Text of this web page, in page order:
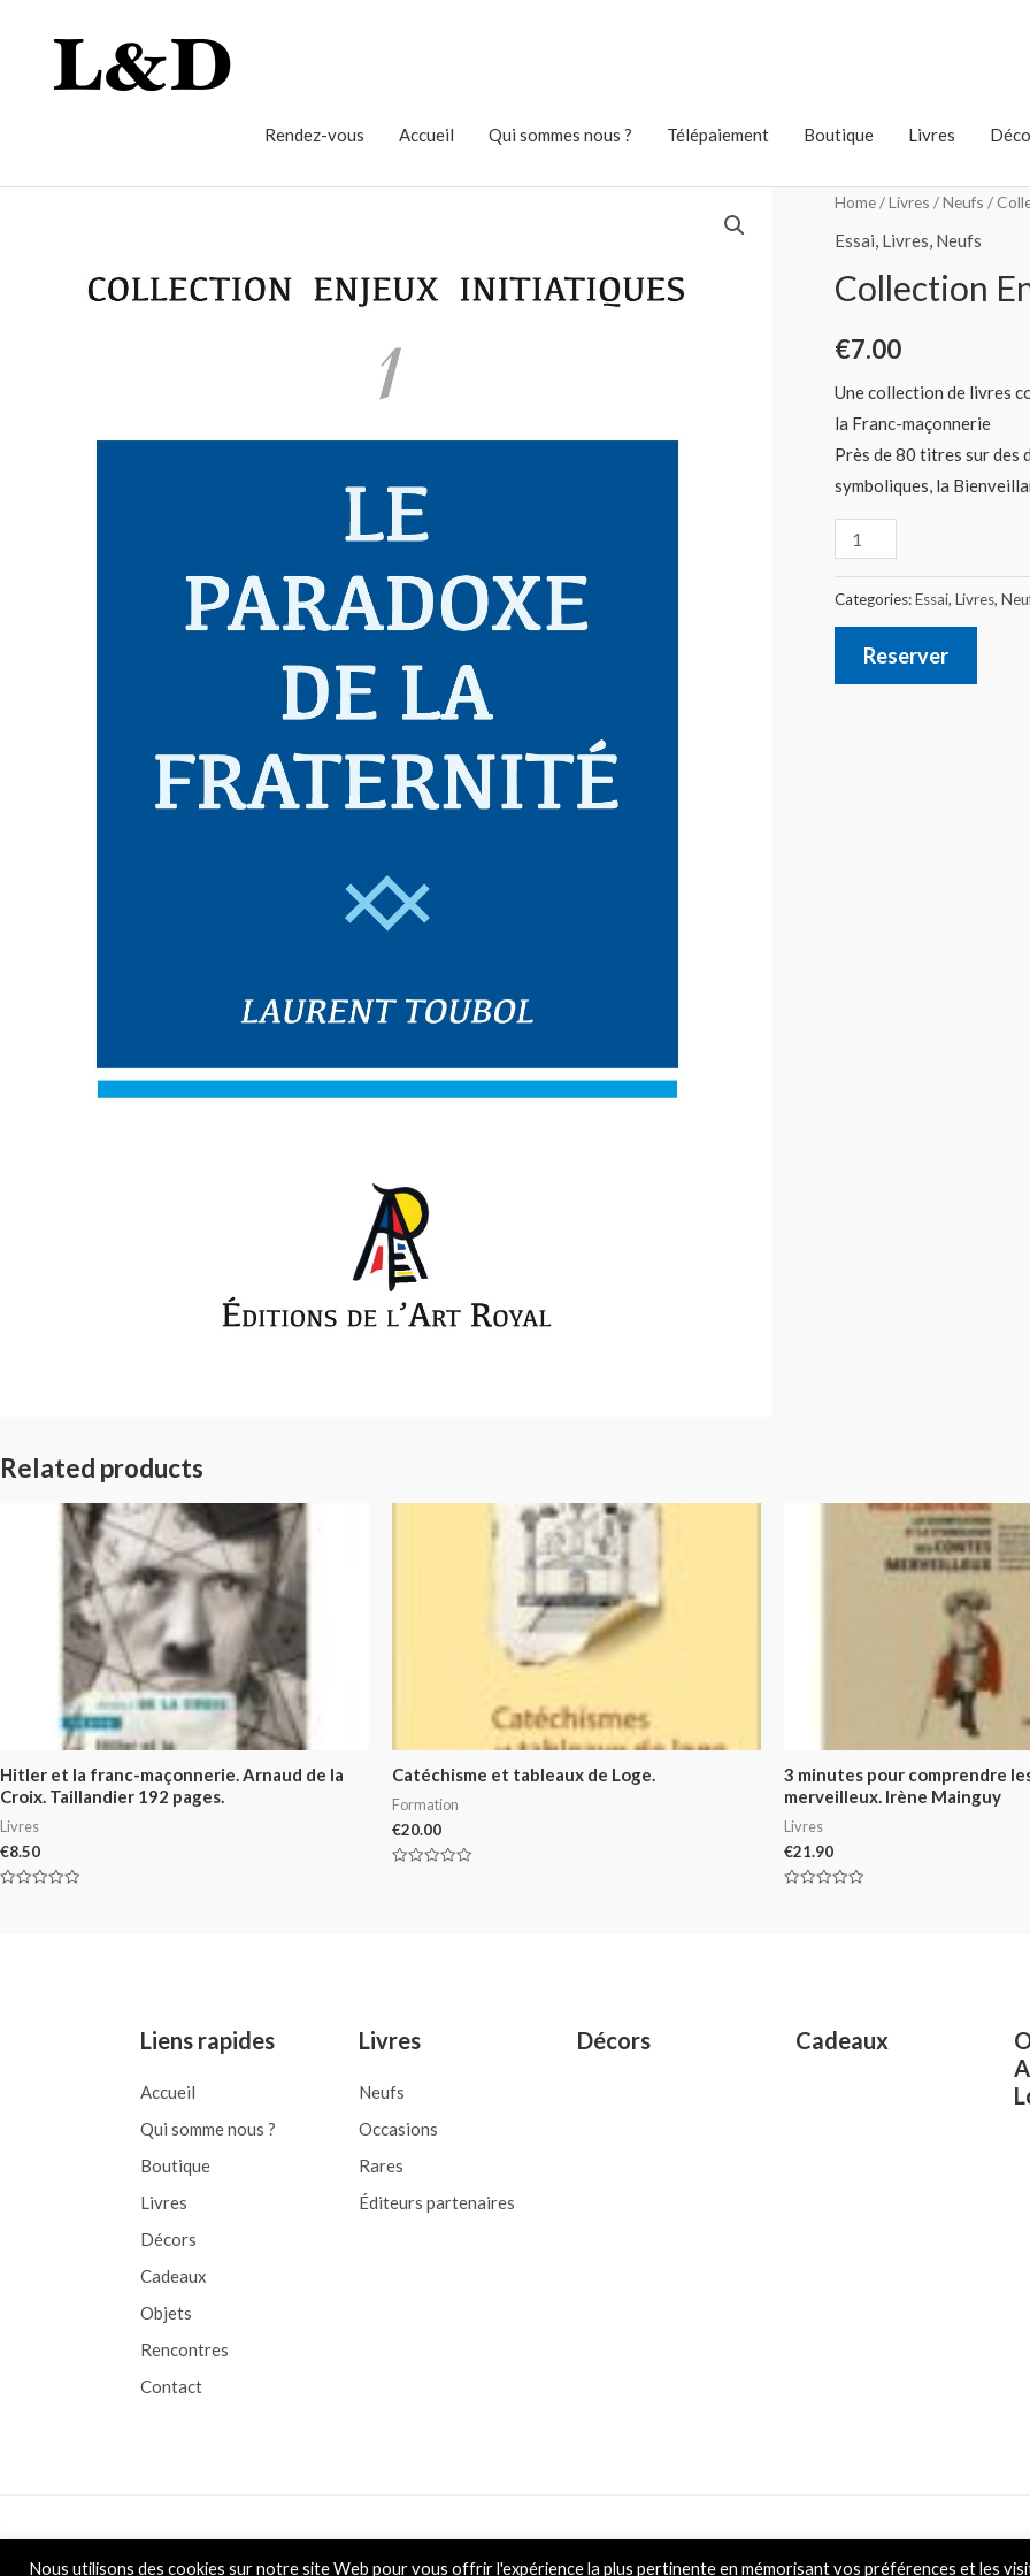
Rendez-vous Accueil Qui sommes nous ? Télépaiement Boutique Livres
Home/Livres /Neufs /
Essai, Livres, Neufs
Collection
€7.00
Une collection de livres
la Franc-maçonnerie
Près de 80 titres sur des
symboliques, la
Categories:Essai, Livres,
Reserver
Related products
Hitler et la franc-maçonnerie. Arnaud de la
Croix. Taillandier 192 pages.
Livres
€8.50
Catéchisme et tableaux de Loge.
Formation
€20.00
3 minutes pour comprendre
merveilleux. Irène Mainguy
Livres
€21.90
Liens rapides
Accueil
Qui somme nous ?
Boutique
Livres
Décors
Cadeaux
Objets
Rencontres
Contact
Livres
Neufs
Occasions
Rares
Éditeurs partenaires
Décors Cadeaux
Nous utilisons des cookies sur notre site Web pour vous offrir l'expérience la plus pertinente en mémorisant vos préférences et les